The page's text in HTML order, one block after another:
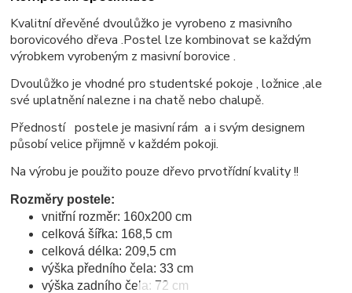
Kvalitní dřevěné dvoulůžko je vyrobeno z masivního
borovicového dřeva .Postel lze kombinovat se každým
výrobkem vyrobeným z masivní borovice .
Dvoulůžko je vhodné pro studentské pokoje , ložnice ,ale
své uplatnění nalezne i na chatě nebo chalupě.
Předností postele je masivní rám a i svým designem
působí velice přijmně v každém pokoji.
Na výrobu je použito pouze dřevo prvotřídní kvality !!
Rozměry postele:
vnitřní rozměr: 160x200 cm
celková šířka: 168,5 cm
celková délka: 209,5 cm
výška předního čela: 33 cm
výška zadního čela: 72 cm